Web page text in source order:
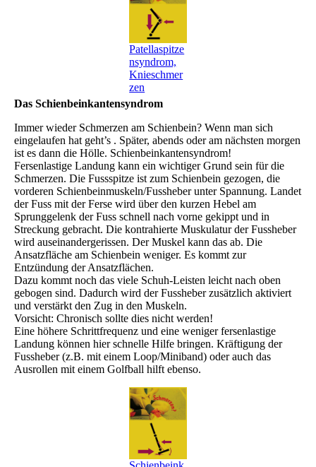
Patellaspitze
nsyndrom,
Knieschmer
zen
Das Schienbeinkantensyndrom
Immer wieder Schmerzen am Schienbein? Wenn man sich
eingelaufen hat geht’s . Später, abends oder am nächsten morgen
ist es dann die Hölle. Schienbeinkantensyndrom!
Fersenlastige Landung kann ein wichtiger Grund sein für die
Schmerzen. Die Fussspitze ist zum Schienbein gezogen, die
vorderen Schienbeinmuskeln/Fussheber unter Spannung. Landet
der Fuss mit der Ferse wird über den kurzen Hebel am
Sprunggelenk der Fuss schnell nach vorne gekippt und in
Streckung gebracht. Die kontrahierte Muskulatur der Fussheber
wird auseinandergerissen. Der Muskel kann das ab. Die
Ansatzfläche am Schienbein weniger. Es kommt zur
Entzündung der Ansatzflächen.
Dazu kommt noch das viele Schuh-Leisten leicht nach oben
gebogen sind. Dadurch wird der Fussheber zusätzlich aktiviert
und verstärkt den Zug in den Muskeln.
Vorsicht: Chronisch sollte dies nicht werden!
Eine höhere Schrittfrequenz und eine weniger fersenlastige
Landung können hier schnelle Hilfe bringen. Kräftigung der
Fussheber (z.B. mit einem Loop/Miniband) oder auch das
Ausrollen mit einem Golfball hilft ebenso.